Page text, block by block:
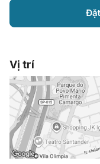
Vị trí